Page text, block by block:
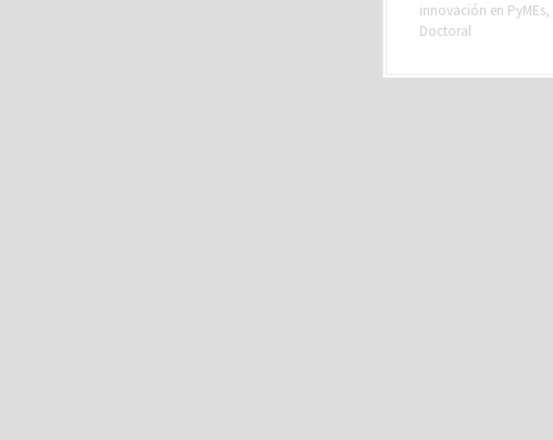
innovación en PyMEs,
Doctoral